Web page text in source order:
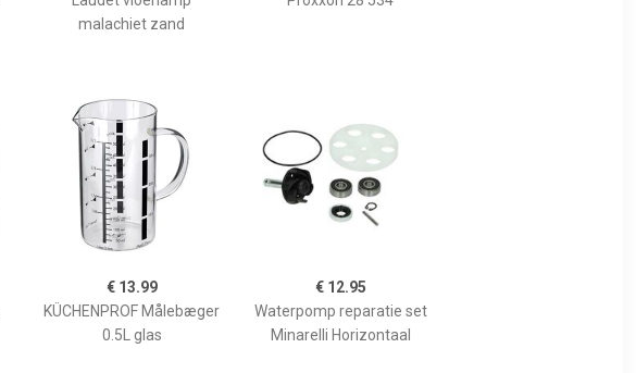
malachiet zand
€ 13.99
KÜCHENPROF Målebæger
0.5L glas
€ 12.95
Waterpomp reparatie set
Minarelli Horizontaal